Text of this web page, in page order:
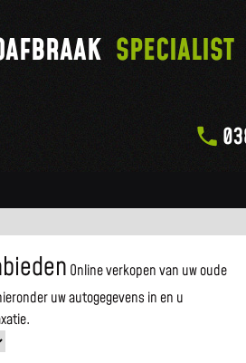
SPECIALIST
Online verkopen van uw oude
uw autogegevens in en u